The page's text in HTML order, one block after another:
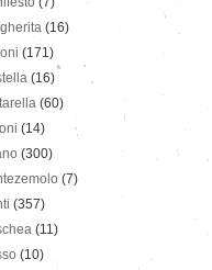
(16)
(171)
(16)
(60)
(14)
(300)
(7)
(357)
(11)
(10)